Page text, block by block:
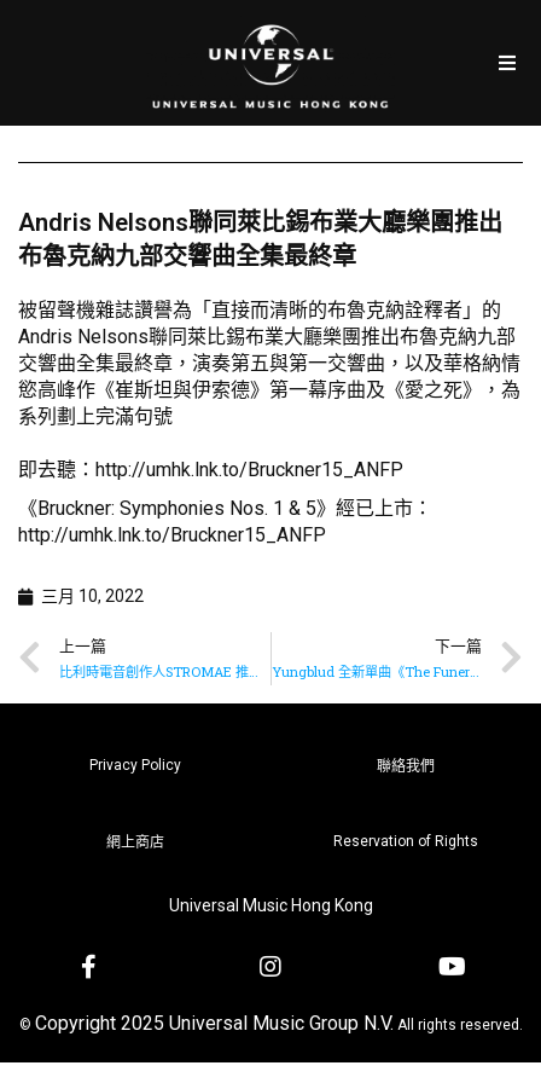
Andris Nelsons聯同萊比錫布業大廳樂團推出
布魯克納九部交響曲全集最終章
被留聲機雜誌讚譽為「直接而清晰的布魯克納詮釋者」的
Andris Nelsons聯同萊比錫布業大廳樂團推出布魯克納九部
交響曲全集最終章，演奏第五與第一交響曲，以及華格納情
慾高峰作《崔斯坦與伊索德》第一幕序曲及《愛之死》，為
系列劃上完滿句號
即去聽： http://umhk.lnk.to/Bruckner15_ANFP
《Bruckner: Symphonies Nos. 1 & 5》經已上市：
http://umhk.lnk.to/Bruckner15_ANFP
三月 10, 2022
上一篇
比利時電音創作人STROMAE 推出大碟《Multitude》
下一篇
Yungblud 全新單曲《The Funeral》已推出
Privacy Policy 聯絡我們
網上商店 Reservation of Rights
Universal Music Hong Kong
© Copyright 2025 Universal Music Group N.V. All rights reserved.